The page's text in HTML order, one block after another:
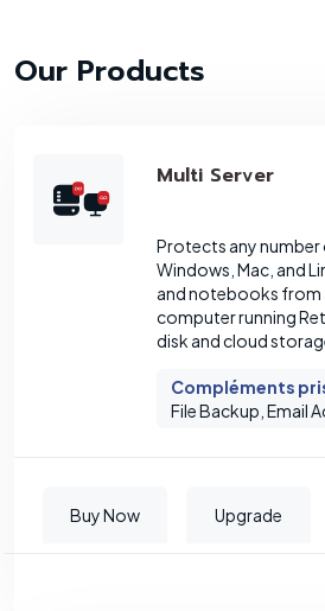
Our Products
Multi Server
Protects any
Windows, Mac, and
and notebooks from
computer running
disk and cloud
Compléments
File Backup, Email
Buy Now Upgrade